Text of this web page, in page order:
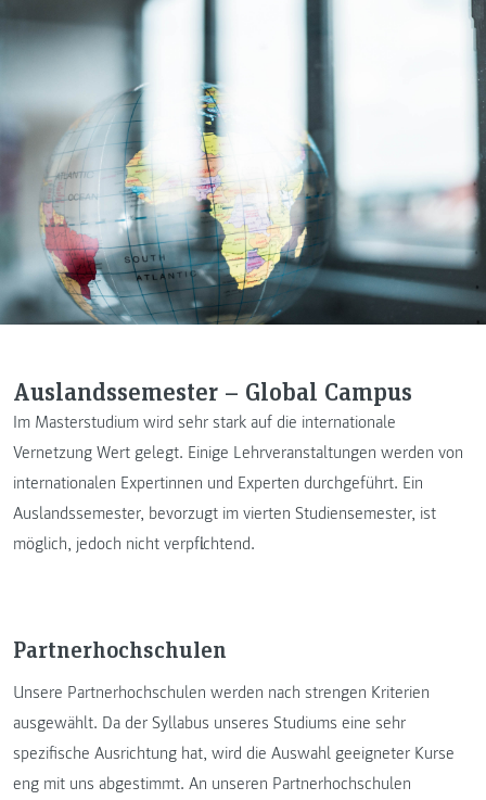
Auslandssemester – Global Campus
Im Masterstudium wird sehr stark auf die internationale
Vernetzung Wert gelegt. Einige Lehrveranstaltungen werden von
internationalen Expertinnen und Experten durchgeführt. Ein
Auslandssemester, bevorzugt im vierten Studiensemester, ist
möglich, jedoch nicht verpflichtend.
Partnerhochschulen
Unsere Partnerhochschulen werden nach strengen Kriterien
ausgewählt. Da der Syllabus unseres Studiums eine sehr
spezifische Ausrichtung hat, wird die Auswahl geeigneter Kurse
eng mit uns abgestimmt. An unseren Partnerhochschulen